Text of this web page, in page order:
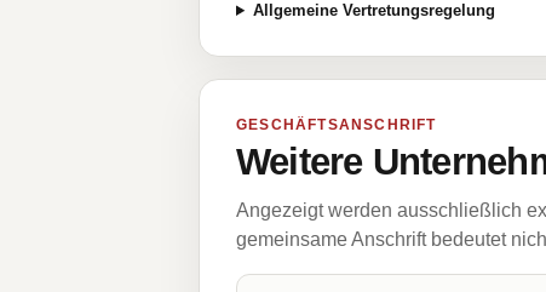
Allgemeine Vertretungsregelung
GESCHÄFTSANSCHRIFT
Weitere
Angezeigt werden ausschließlich
gemeinsame Anschrift bedeutet